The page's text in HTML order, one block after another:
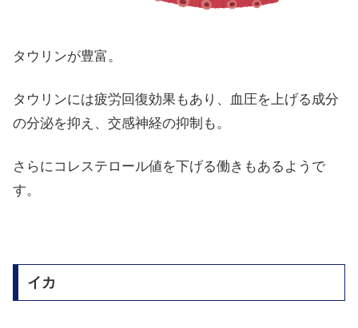
タウリンが豊富。
タウリンには疲労回復効果もあり、血圧を上げる成分
の分泌を抑え、交感神経の抑制も。
さらにコレステロール値を下げる働きもあるようで
す。
イカ